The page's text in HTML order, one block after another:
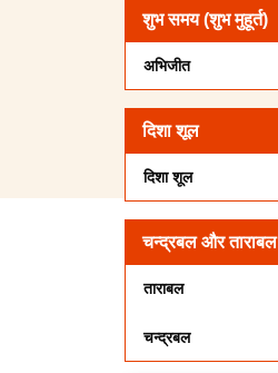
शुभ समय (शुभ मुहूर्त)
अभिजीत
दिशा शूल
दिशा शूल
चन्द्रबल और ताराबल
ताराबल
चन्द्रबल